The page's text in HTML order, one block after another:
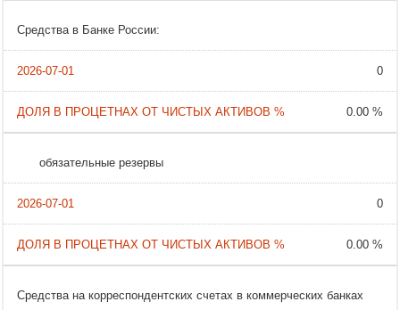
Средства в Банке России:
0
0.00 %
обязательные резервы
0
0.00 %
Средства на корреспондентских счетах в коммерческих банках